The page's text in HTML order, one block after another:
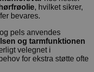
, hvilket sikrer,
bevares.
pels anvendes
og tarmfunktionen
velegnet i
for ekstra støtte ofte